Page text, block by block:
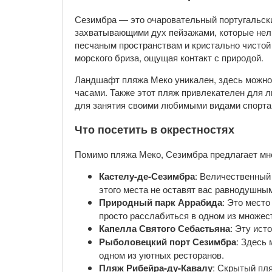
Сезимбра — это очаровательный
захватывающими дух пейзажами, которые
песчаным пространствам и кристально
морского бриза, ощущая контакт с природой.
Ландшафт пляжа Меко уникален, здесь
часами. Также этот пляж привлекателен для
для занятия своими любимыми видами
Что посетить в окрестностях
Помимо пляжа Меко, Сезимбра предлагает
Кастелу-де-Сезимбра:
этого места не оставят вас
Природный парк Аррабида: Это
просто расслабиться в одном из
Капелла Святого Себастьяна: Эту
Рыболовецкий порт Сезимбра: Здесь
одном из уютных ресторанов.
Пляж Рибейра-ду-Кавалу: Скрытый